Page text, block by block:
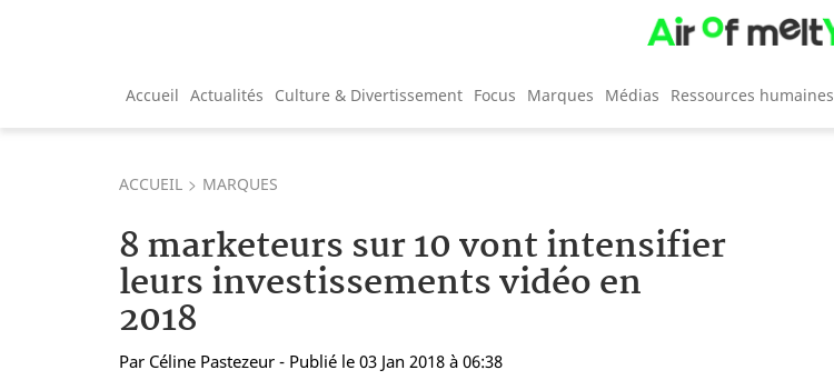
Accueil Actualités Culture & Divertissement Focus Marques Médias Ressources humaines
ACCUEIL MARQUES
8 marketeurs sur 10 vont intensifier
leurs investissements vidéo en
2018
Par Céline Pastezeur - Publié le 03 Jan 2018 à 06:38